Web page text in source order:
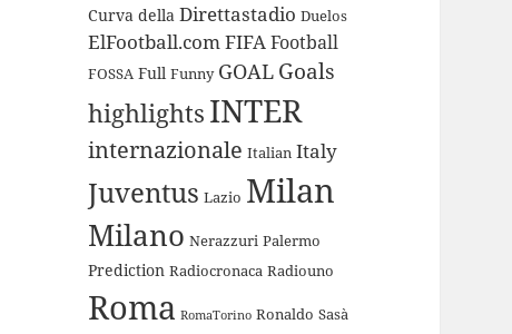
Curva della Direttastadio Duelos
ElFootball.comFIFAFootball
FOSSA Full Funny GOAL Goals
highlights INTER
internazionale Italian Italy
Juventus Lazio Milan
Milano Nerazzuri Palermo
Prediction Radiocronaca Radiouno
Roma RomaTorino Ronaldo Sasà